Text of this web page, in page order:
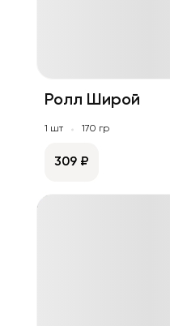
Ролл Широй
1 шт 170 гр
309 ₽